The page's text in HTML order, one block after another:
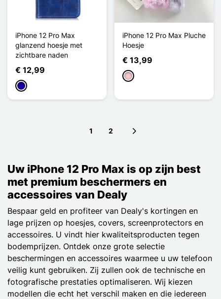
iPhone 12 Pro Max
glanzend hoesje met
zichtbare naden
€ 12,99
Donkerblauw
iPhone 12 Pro Max Pluche
Hoesje
€ 13,99
Roze
1 2
Uw iPhone 12 Pro Max is op zijn best
met premium beschermers en
accessoires van Dealy
Bespaar geld en profiteer van Dealy's kortingen en
lage prijzen op hoesjes, covers, screenprotectors en
accessoires. U vindt hier kwaliteitsproducten tegen
bodemprijzen. Ontdek onze grote selectie
beschermingen en accessoires waarmee u uw telefoon
veilig kunt gebruiken. Zij zullen ook de technische en
fotografische prestaties optimaliseren. Wij kiezen
modellen die echt het verschil maken en die iedereen